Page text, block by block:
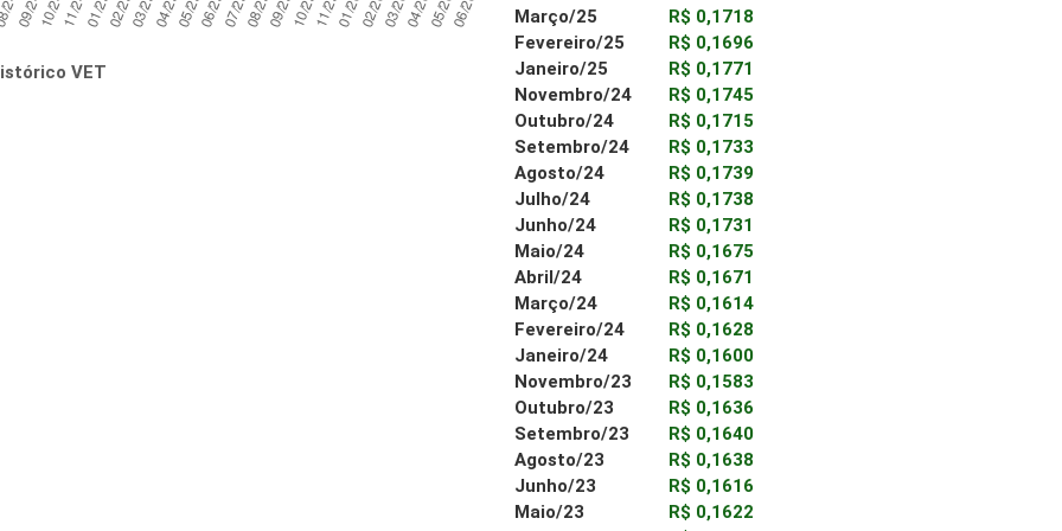
VET
Março/25
R$ 0,1718
Fevereiro/25
R$ 0,1696
Janeiro/25
R$ 0,1771
Novembro/24
R$ 0,1745
Outubro/24
R$ 0,1715
Setembro/24
R$ 0,1733
Agosto/24
R$ 0,1739
Julho/24
R$ 0,1738
Junho/24
R$ 0,1731
Maio/24
R$ 0,1675
Abril/24
R$ 0,1671
Março/24
R$ 0,1614
Fevereiro/24
R$ 0,1628
Janeiro/24
R$ 0,1600
Novembro/23
R$ 0,1583
Outubro/23
R$ 0,1636
Setembro/23
R$ 0,1640
Agosto/23
R$ 0,1638
Junho/23
R$ 0,1616
Maio/23
R$ 0,1622